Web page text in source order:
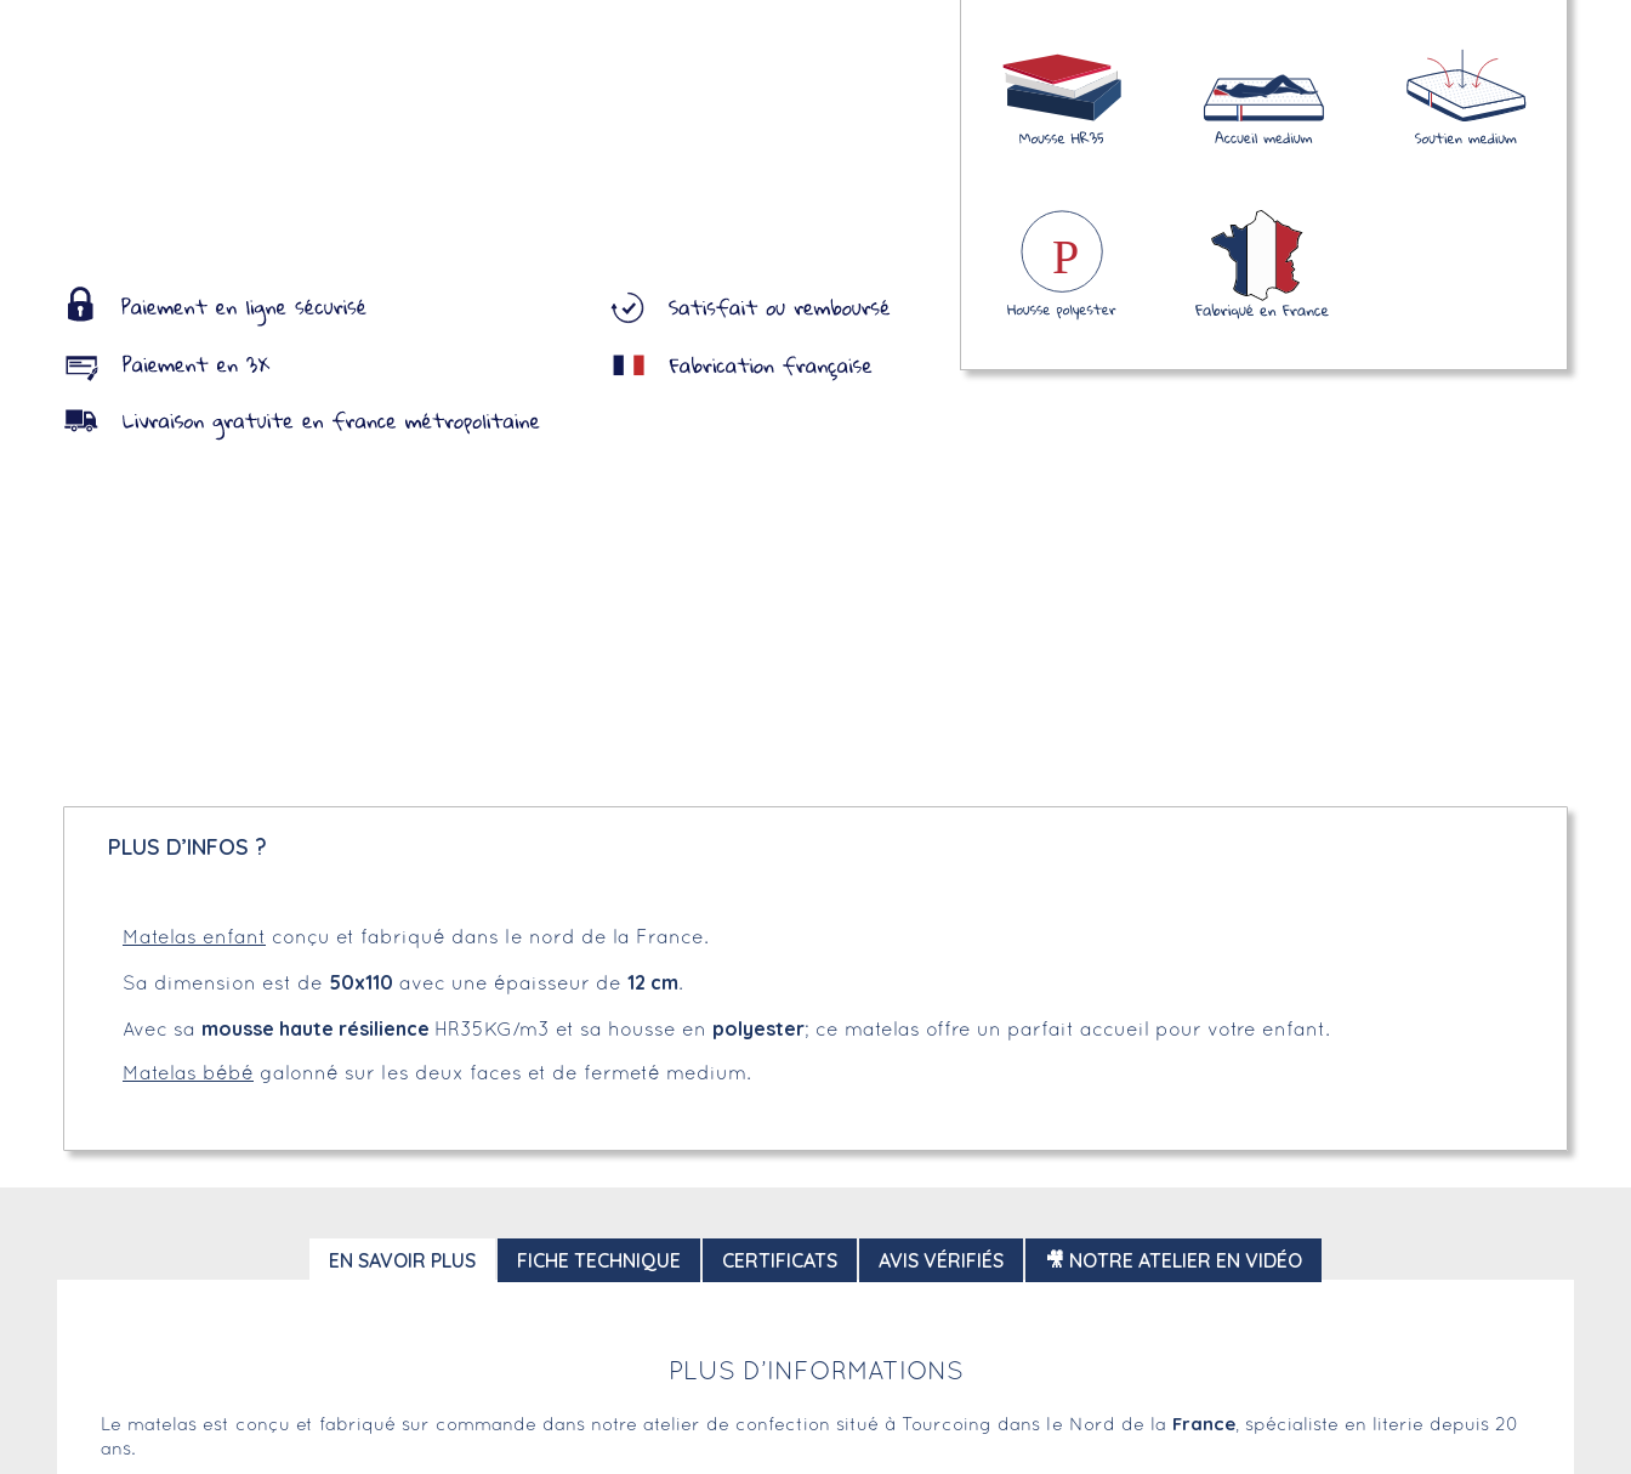
PLUS D’INFOS ?
Matelas enfant conçu et fabriqué dans le nord de la France.
Sa dimension est de 50x110 avec une épaisseur de 12 cm.
Avec sa mousse haute résilience HR35KG/m3 et sa housse en polyester; ce matelas offre un parfait accueil pour votre enfant.
Matelas bébé galonné sur les deux faces et de fermeté medium.
EN SAVOIR PLUS FICHE TECHNIQUE CERTIFICATS AVIS VÉRIFIÉS 🎥 NOTRE ATELIER EN VIDÉO
PLUS D’INFORMATIONS
Le matelas est conçu et fabriqué sur commande dans notre atelier de confection situé à Tourcoing dans le Nord de la France, spécialiste en literie depuis 20
ans.